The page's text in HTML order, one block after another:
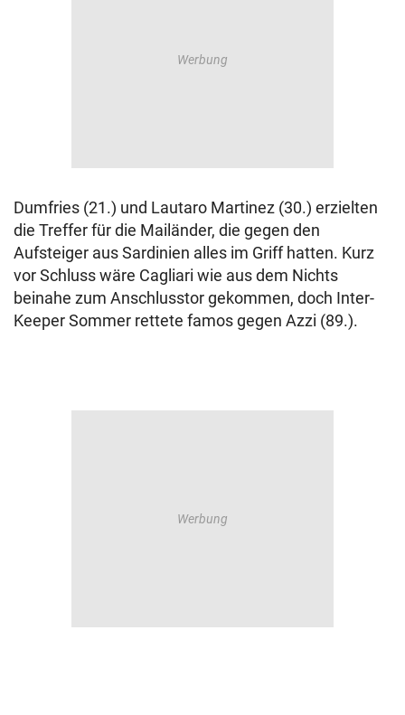
Dumfries (21.) und Lautaro Martinez (30.) erzielten
die Treffer für die Mailänder, die gegen den
Aufsteiger aus Sardinien alles im Griff hatten. Kurz
vor Schluss wäre Cagliari wie aus dem Nichts
beinahe zum Anschlusstor gekommen, doch Inter-
Keeper Sommer rettete famos gegen Azzi (89.).